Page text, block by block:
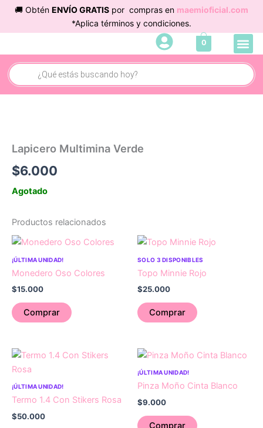
contenido
🚚 Obtén ENVÍO GRATIS por compras en maemioficial.com
*Aplica términos y condiciones.
0
Búsqueda
de
productos
Lapicero Multimina Verde
$6.000
Agotado
Productos relacionados
¡ÚLTIMA UNIDAD!
Monedero Oso Colores
$15.000
Comprar
SOLO 3 DISPONIBLES
Topo Minnie Rojo
$25.000
Comprar
¡ÚLTIMA UNIDAD!
Termo 1.4 Con Stikers Rosa
$50.000
¡ÚLTIMA UNIDAD!
Pinza Moño Cinta Blanco
$9.000
Comprar